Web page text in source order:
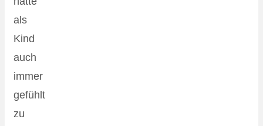
als
Kind
auch
immer
gefühlt
zu